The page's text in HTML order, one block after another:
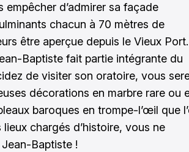
d’admirer sa façade
chacun à 70 mètres de
être aperçue depuis le Vieux Port.
Baptiste fait partie intégrante du
de visiter son oratoire, vous
décorations en marbre rare ou
baroques en trompe-l’œil que
chargés d’histoire, vous ne
Jean-Baptiste !